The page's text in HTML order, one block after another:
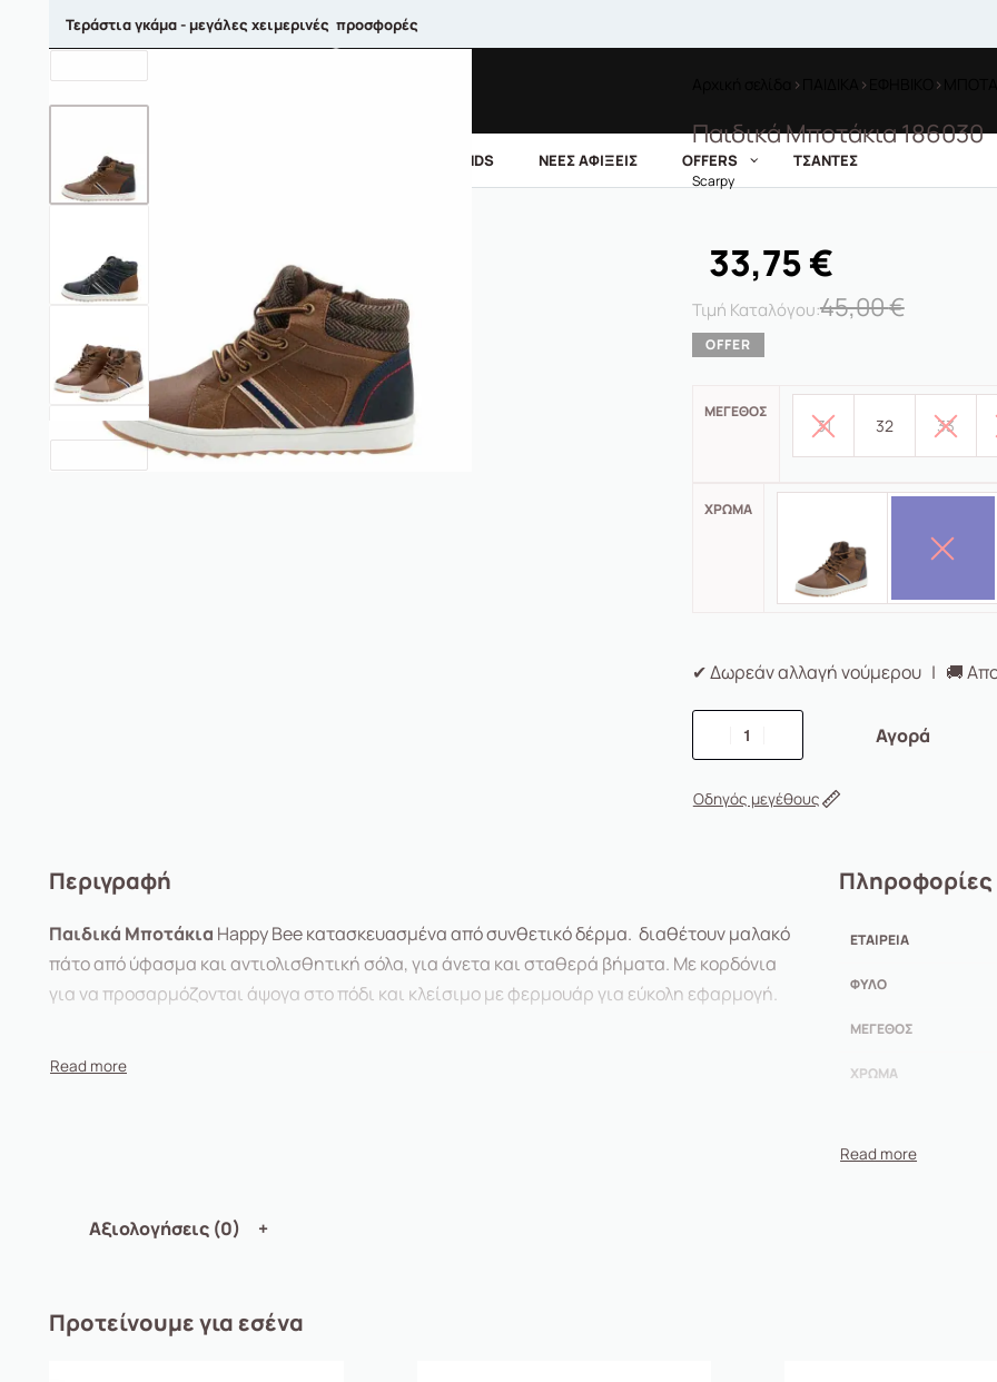
Τεράστια γκάμα - μεγάλες χειμερινές προσφορές
ΑΝΤΡΙΚΑ BRANDS ΝΕΕΣ ΑΦΙΞΕΙΣ OFFERS ΤΣΑΝΤΕΣ
› › ›
Παιδικά Μποτάκια 186030
Scarpy
45,00€
33,75€
ΜΈΓΕΘΟΣ
31 32 33
ΧΡΏΜΑ
✔ Δωρεάν αλλαγή νούμερου | 🚚
Αγορά
Οδηγός μεγέθους
Περιγραφή
Παιδικά Μποτάκια Happy Bee κατασκευασμένα από συνθετικό δέρμα. διαθέτουν μαλακό
πάτο από ύφασμα και αντιολισθητική σόλα, για άνετα και σταθερά βήματα. Με κορδόνια
για να προσαρμόζονται άψογα στο πόδι και κλείσιμο με φερμουάρ για εύκολη εφαρμογή.
Πληροφορίες
ΕΤΑΙΡΕΊΑ
ΦΎΛΟ
ΜΈΓΕΘΟΣ
ΧΡΏΜΑ
Αξιολογήσεις (0)
Προτείνουμε για εσένα